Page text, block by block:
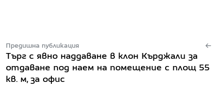
Предишна публикация
Търг с явно наддаване в клон Кърджали за
отдаване под наем на помещение с площ 55
кв. м, за офис